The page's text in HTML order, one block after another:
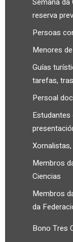
reserva
Persoas
Menores
Guías
tarefas,
Persoal
Estudantes
Membros
Ciencias
Membros
da
Bono Tres